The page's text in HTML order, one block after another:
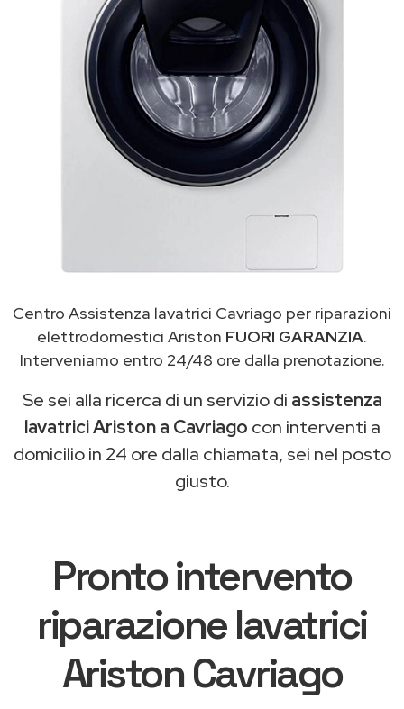
Centro Assistenza lavatrici Cavriago per riparazioni
elettrodomestici Ariston FUORI GARANZIA.
Interveniamo entro 24/48 ore dalla prenotazione.
Se sei alla ricerca di un servizio di assistenza
lavatrici Ariston a Cavriago con interventi a
domicilio in 24 ore dalla chiamata, sei nel posto
giusto.
Pronto intervento
riparazione lavatrici
Ariston Cavriago